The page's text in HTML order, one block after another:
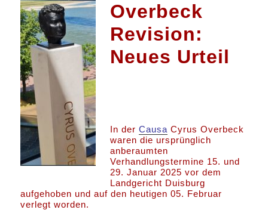
Overbeck
Revision:
Neues Urteil
In derCausa Cyrus Overbeck
waren die ursprünglich
anberaumten
Verhandlungstermine 15. und
29. Januar 2025 vor dem
Landgericht Duisburg
aufgehoben und auf den heutigen 05. Februar
verlegt worden.